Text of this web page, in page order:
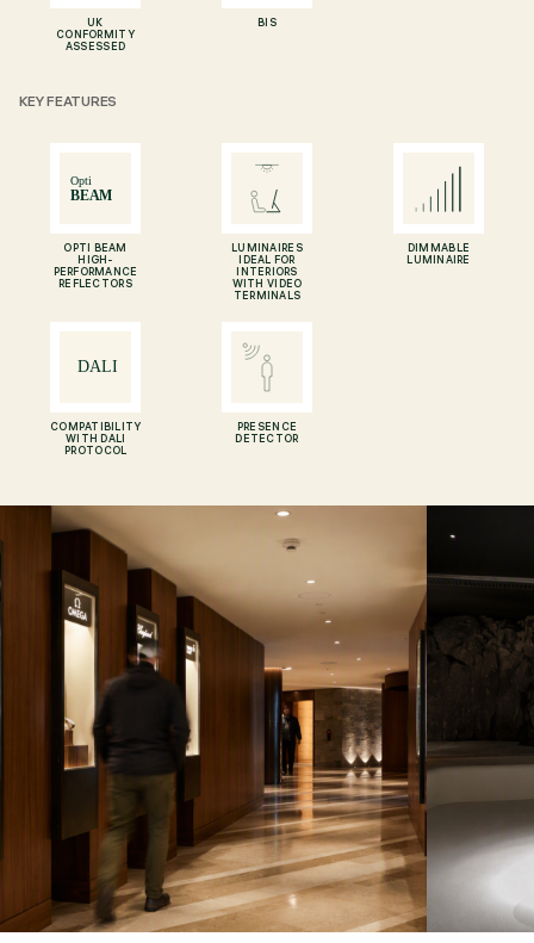
UK
CONFORMITY
ASSESSED
BIS
KEY FEATURES
OPTI BEAM
HIGH-
PERFORMANCE
REFLECTORS
LUMINAIRES
IDEAL FOR
INTERIORS
WITH VIDEO
TERMINALS
DIMMABLE
LUMINAIRE
COMPATIBILITY
WITH DALI
PROTOCOL
PRESENCE
DETECTOR